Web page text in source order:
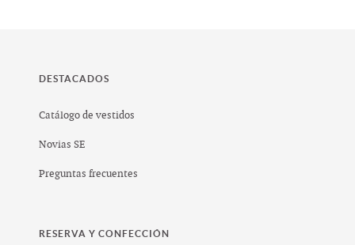
DESTACADOS
Catálogo de vestidos
Novias SE
Preguntas frecuentes
RESERVA Y CONFECCIÓN